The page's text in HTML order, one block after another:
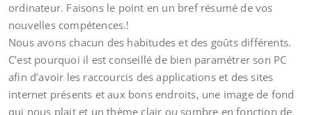
ordinateur. Faisons le point en un bref résumé de vos
nouvelles compétences.!
Nous avons chacun des habitudes et des goûts différents.
C’est pourquoi il est conseillé de bien paramétrer son PC
afin d’avoir les raccourcis des applications et des sites
internet présents et aux bons endroits, une image de fond
qui nous plait et un thème clair ou sombre en fonction de